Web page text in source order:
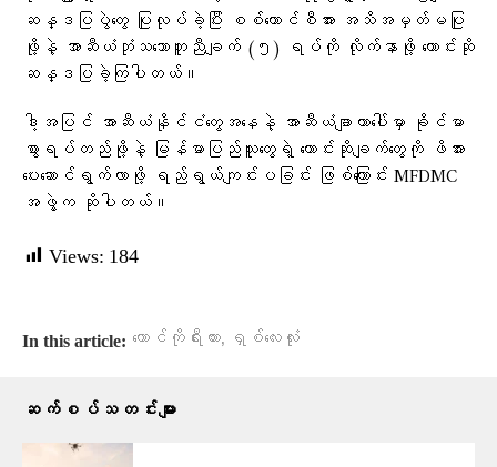
ဆန္ဒပြပွဲတွေ ပြုလုပ်ခဲ့ပြီး စစ်ကောင်စီအား အသိအမှတ်မပြု
ဖို့နဲ့ အာဆီယံဘုံသဘောတူညီချက် (၅) ရပ်ကို လိုက်နာဖို့ တောင်းဆို
ဆန္ဒပြခဲ့ကြပါတယ်။
ဒါ့အပြင် အာဆီယံနိုင်ငံတွေအနေနဲ့ အာဆီယံချာတာပေါ်မှာ ခိုင်မာ
စွာရပ်တည်ဖို့နဲ့ မြန်မာပြည်သူတွေရဲ့ တောင်းဆိုချက်တွေကို ဖိအား
ပေးဆောင်ရွက်လာဖို့ ရည်ရွယ်ကျင်းပခြင်း ဖြစ်ကြောင်း MFDMC
အဖွဲ့က ဆိုပါတယ်။
Views: 184
In this article: တောင်ကိုရီးယား, ရှစ်လေးလုံး
ဆက်စပ်သတင်းများ